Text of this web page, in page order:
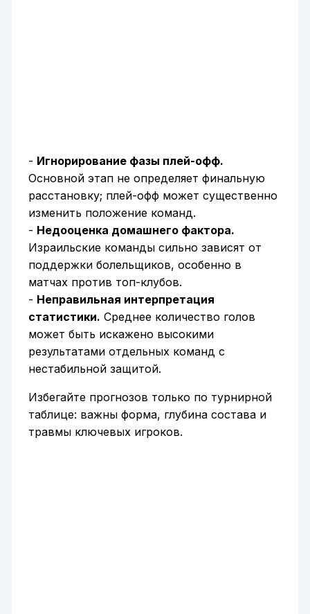
- Игнорирование фазы плей-офф.
Основной этап не определяет финальную
расстановку; плей-офф может существенно
изменить положение команд.
- Недооценка домашнего фактора.
Израильские команды сильно зависят от
поддержки болельщиков, особенно в
матчах против топ-клубов.
- Неправильная интерпретация
статистики. Среднее количество голов
может быть искажено высокими
результатами отдельных команд с
нестабильной защитой.
Избегайте прогнозов только по турнирной
таблице: важны форма, глубина состава и
травмы ключевых игроков.